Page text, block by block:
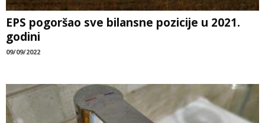
EPS pogoršao sve bilansne pozicije u 2021.
godini
09/09/2022